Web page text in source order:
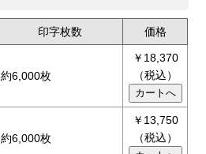
印字枚数 価格
約6,000枚
￥18,370
（税込）
約6,000枚
￥13,750
（税込）